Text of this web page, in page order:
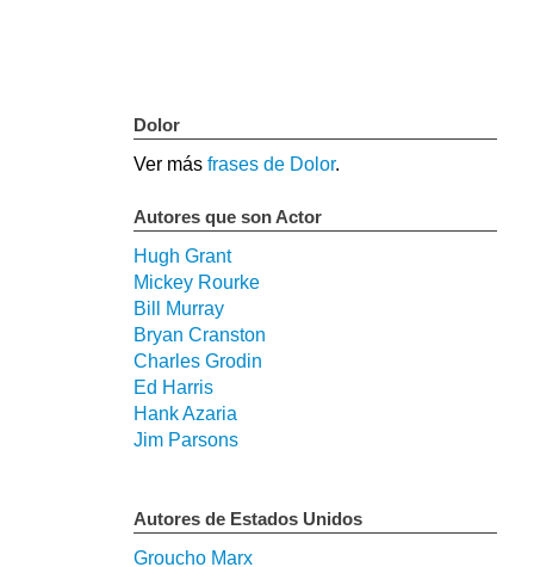
Dolor
Ver más frases de Dolor.
Autores que son Actor
Hugh Grant
Mickey Rourke
Bill Murray
Bryan Cranston
Charles Grodin
Ed Harris
Hank Azaria
Jim Parsons
Autores de Estados Unidos
Groucho Marx